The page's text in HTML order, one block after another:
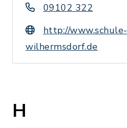
09102 322
http://www.schule-
wilhermsdorf.de
H